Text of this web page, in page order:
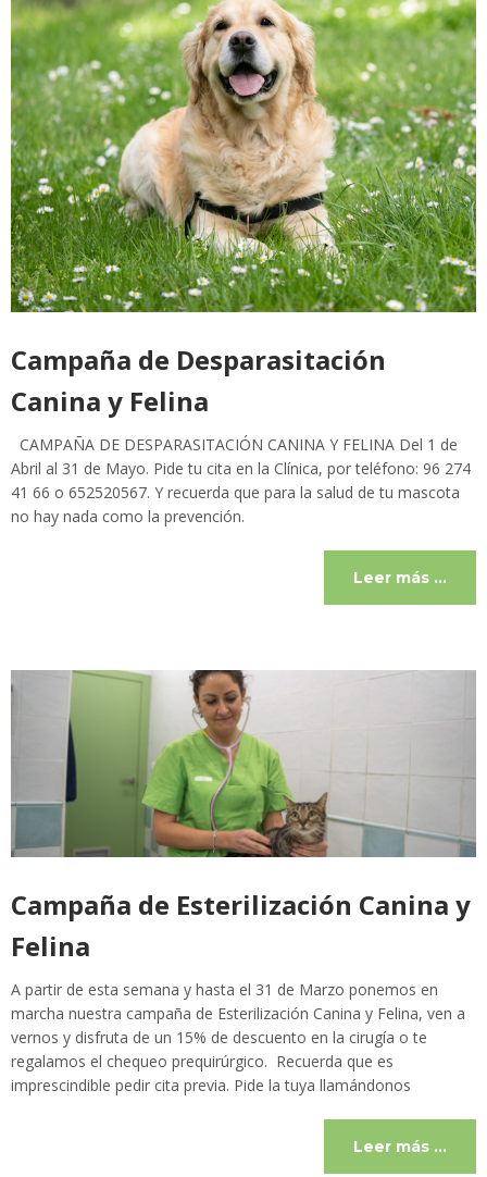
Campaña de Desparasitación
Canina y Felina
CAMPAÑA DE DESPARASITACIÓN CANINA Y FELINA Del 1 de
Abril al 31 de Mayo. Pide tu cita en la Clínica, por teléfono: 96 274
41 66 o 652520567. Y recuerda que para la salud de tu mascota
no hay nada como la prevención.
Leer más …
Campaña de Esterilización Canina y
Felina
A partir de esta semana y hasta el 31 de Marzo ponemos en
marcha nuestra campaña de Esterilización Canina y Felina, ven a
vernos y disfruta de un 15% de descuento en la cirugía o te
regalamos el chequeo prequirúrgico. Recuerda que es
imprescindible pedir cita previa. Pide la tuya llamándonos
Leer más …